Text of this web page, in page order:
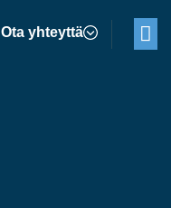
Ota yhteyttä